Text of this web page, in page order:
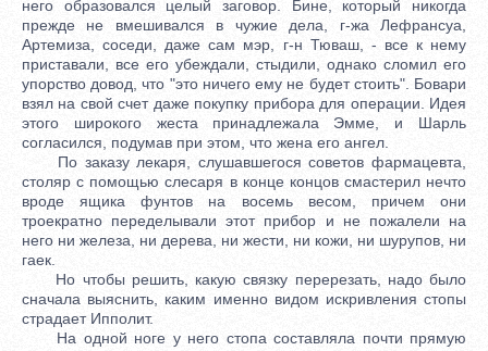
него образовался целый заговор. Бине, который никогда
прежде не вмешивался в чужие дела, г-жа Лефрансуа,
Артемиза, соседи, даже сам мэр, г-н Тюваш, - все к нему
приставали, все его убеждали, стыдили, однако сломил его
упорство довод, что "это ничего ему не будет стоить". Бовари
взял на свой счет даже покупку прибора для операции. Идея
этого широкого жеста принадлежала Эмме, и Шарль
согласился, подумав при этом, что жена его ангел.
По заказу лекаря, слушавшегося советов фармацевта,
столяр с помощью слесаря в конце концов смастерил нечто
вроде ящика фунтов на восемь весом, причем они
троекратно переделывали этот прибор и не пожалели на
него ни железа, ни дерева, ни жести, ни кожи, ни шурупов, ни
гаек.
Но чтобы решить, какую связку перерезать, надо было
сначала выяснить, каким именно видом искривления стопы
страдает Ипполит.
На одной ноге у него стопа составляла почти прямую